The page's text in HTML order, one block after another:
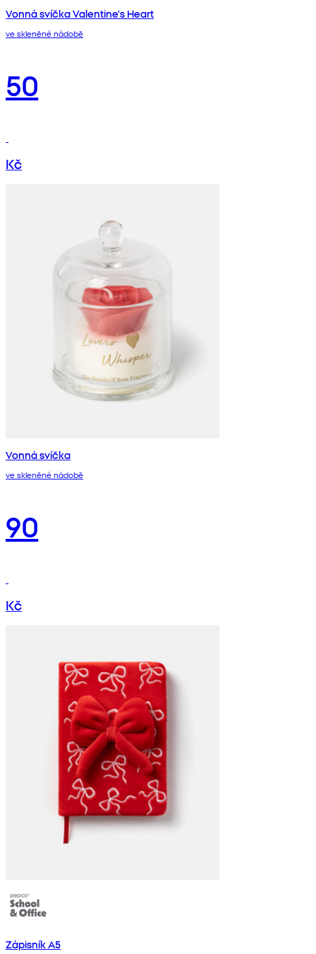
Vonná svíčka Valentine's Heart
ve skleněné nádobě
50
Kč
Vonná svíčka
ve skleněné nádobě
90
Kč
Zápisník A5